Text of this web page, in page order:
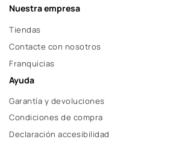
Nuestra empresa
Tiendas
Contacte con nosotros
Franquicias
Ayuda
Garantía y devoluciones
Condiciones de compra
Declaración accesibilidad